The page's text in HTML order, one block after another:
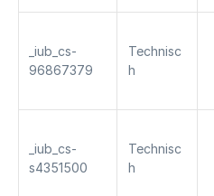
_iub_cs-
96867379
Technisc
h
_iub_cs-
s4351500
Technisc
h